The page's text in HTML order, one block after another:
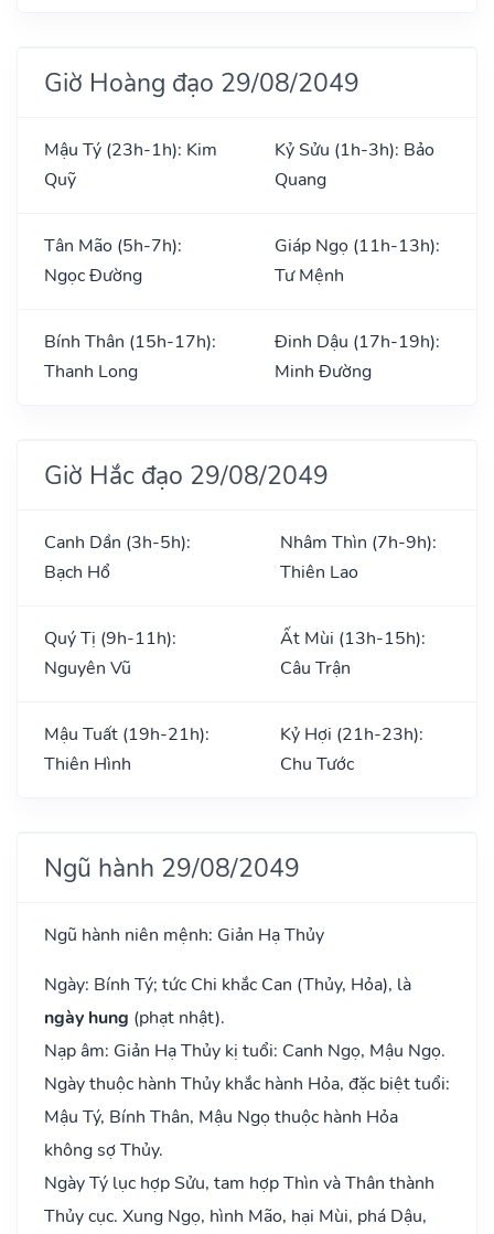
Giờ Hoàng đạo 29/08/2049
Mậu Tý (23h-1h): Kim
Quỹ
Kỷ Sửu (1h-3h): Bảo
Quang
Tân Mão (5h-7h):
Ngọc Đường
Giáp Ngọ (11h-13h):
Tư Mệnh
Bính Thân (15h-17h):
Thanh Long
Đinh Dậu (17h-19h):
Minh Đường
Giờ Hắc đạo 29/08/2049
Canh Dần (3h-5h):
Bạch Hổ
Nhâm Thìn (7h-9h):
Thiên Lao
Quý Tị (9h-11h):
Nguyên Vũ
Ất Mùi (13h-15h):
Câu Trận
Mậu Tuất (19h-21h):
Thiên Hình
Kỷ Hợi (21h-23h):
Chu Tước
Ngũ hành 29/08/2049
Ngũ hành niên mệnh: Giản Hạ Thủy
Ngày: Bính Tý; tức Chi khắc Can (Thủy, Hỏa), là
ngày hung (phạt nhật).
Nạp âm: Giản Hạ Thủy kị tuổi: Canh Ngọ, Mậu Ngọ.
Ngày thuộc hành Thủy khắc hành Hỏa, đặc biệt tuổi:
Mậu Tý, Bính Thân, Mậu Ngọ thuộc hành Hỏa
không sợ Thủy.
Ngày Tý lục hợp Sửu, tam hợp Thìn và Thân thành
Thủy cục. Xung Ngọ, hình Mão, hại Mùi, phá Dậu,